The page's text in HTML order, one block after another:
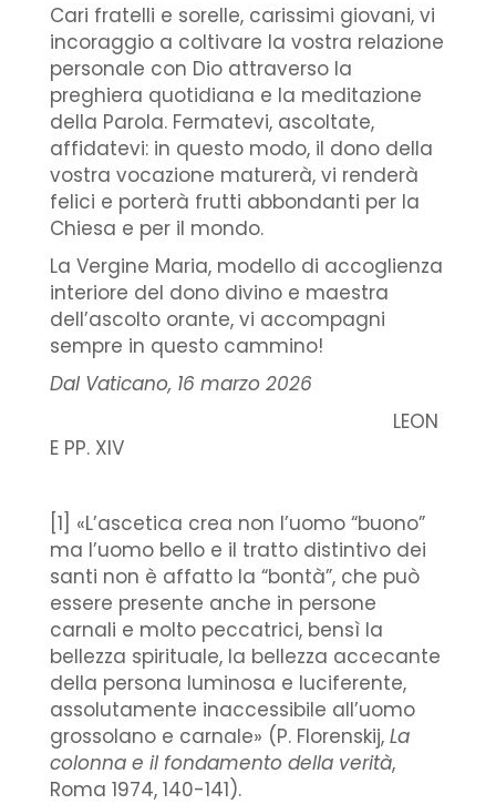
Cari fratelli e sorelle, carissimi giovani, vi
incoraggio a coltivare la vostra relazione
personale con Dio attraverso la
preghiera quotidiana e la meditazione
della Parola. Fermatevi, ascoltate,
affidatevi: in questo modo, il dono della
vostra vocazione maturerà, vi renderà
felici e porterà frutti abbondanti per la
Chiesa e per il mondo.
La Vergine Maria, modello di accoglienza
interiore del dono divino e maestra
dell’ascolto orante, vi accompagni
sempre in questo cammino!
Dal Vaticano, 16 marzo 2026
LEON
E PP. XIV
[1] «L’ascetica crea non l’uomo “buono”
ma l’uomo bello e il tratto distintivo dei
santi non è affatto la “bontà”, che può
essere presente anche in persone
carnali e molto peccatrici, bensì la
bellezza spirituale, la bellezza accecante
della persona luminosa e luciferente,
assolutamente inaccessibile all’uomo
grossolano e carnale» (P. Florenskij, La
colonna e il fondamento della verità,
Roma 1974, 140-141).